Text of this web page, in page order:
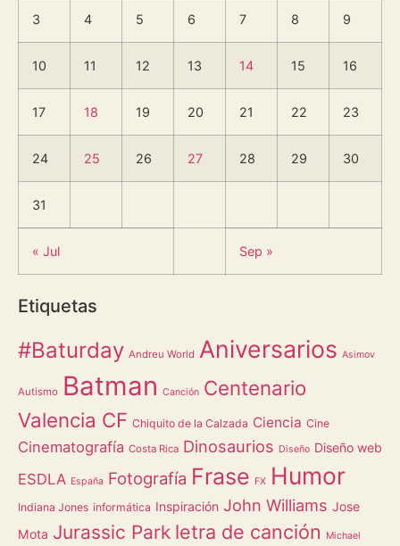
3 4 5 6 7 8 9
10 11 12 13 14 15 16
17 18 19 20 21 22 23
24 25 26 27 28 29 30
31
« Jul Sep »
Etiquetas
#Baturday Andreu World Aniversarios Asimov
Autismo Batman Canción Centenario
Valencia CF Chiquito de la Calzada Ciencia Cine
Cinematografía Costa Rica Dinosaurios Diseño Diseño web
ESDLA España Fotografía Frase FX Humor
Indiana Jones informática Inspiración John Williams Jose
Mota Jurassic Park letra de canción Michael